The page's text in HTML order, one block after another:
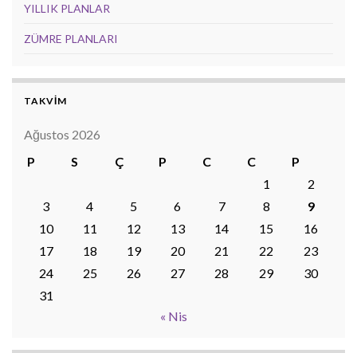
YILLIK PLANLAR
ZÜMRE PLANLARI
TAKVİM
Ağustos 2026
P
S Ç P C C
P
1
2
3
4 5 6 7 8
9
10
11 12 13 14 15
16
17
18 19 20 21 22
23
24
25 26 27 28 29
30
31
« Nis